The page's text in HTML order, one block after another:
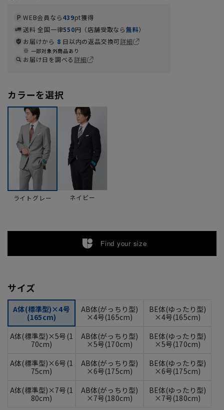
WEB会員なら439pt獲得
送料 全国一律550円（店舗受取なら無料）
お届けから 8 日以内の返品交換可詳細
一部対象外商品あり
お届け日を調べる詳細
カラーを選択
ライトグレー ネイビー
Find your size
サイズ
A体(標準型)×4号
(165cm)
AB体(がっちり型)
×4号(165cm)
BE体(ゆったり型)
×4号(165cm)
A体(標準型)×5号(1
70cm)
AB体(がっちり型)
×5号(170cm)
BE体(ゆったり型)
×5号(170cm)
A体(標準型)×6号(1
75cm)
AB体(がっちり型)
×6号(175cm)
BE体(ゆったり型)
×6号(175cm)
A体(標準型)×7号(1
80cm)
AB体(がっちり型)
×7号(180cm)
BE体(ゆったり型)
×7号(180cm)